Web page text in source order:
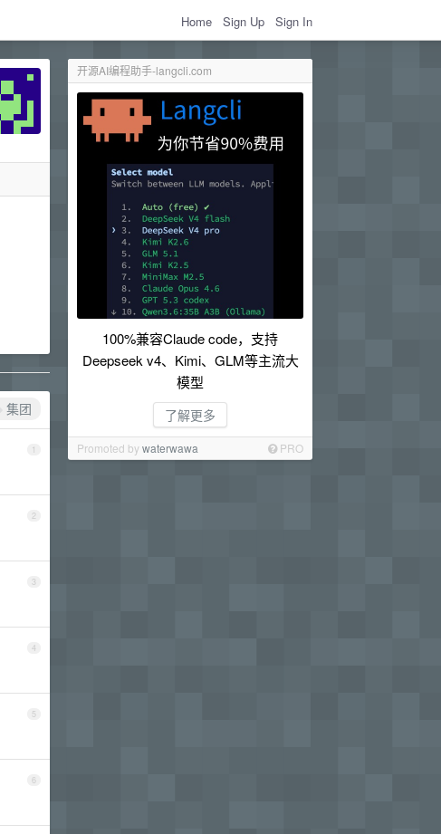
Home Sign Up Sign In
开源AI编程助手-langcli.com
100%兼容Claude code，支持
Deepseek v4、Kimi、GLM等主流大
模型
了解更多
Promoted bywaterwawa PRO
集团
1
2
3
4
5
6